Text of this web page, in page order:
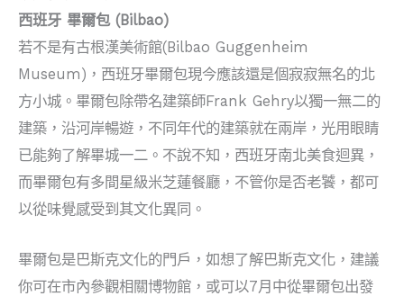
西班牙 畢爾包 (Bilbao)
若不是有古根漢美術館(Bilbao Guggenheim
Museum)，西班牙畢爾包現今應該還是個寂寂無名的北
方小城。畢爾包除帶名建築師Frank Gehry以獨一無二的
建築，沿河岸暢遊，不同年代的建築就在兩岸，光用眼睛
已能夠了解畢城一二。不說不知，西班牙南北美食迴異，
而畢爾包有多間星級米芝蓮餐廳，不管你是否老饕，都可
以從味覺感受到其文化異同。
畢爾包是巴斯克文化的門戶，如想了解巴斯克文化，建議
你可在市內參觀相關博物館，或可以7月中從畢爾包出發